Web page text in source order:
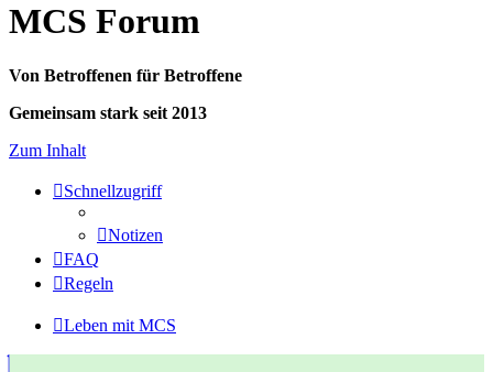
MCS Forum
Von Betroffenen für Betroffene
Gemeinsam stark seit 2013
Zum Inhalt
Schnellzugriff
Notizen
FAQ
Regeln
Leben mit MCS